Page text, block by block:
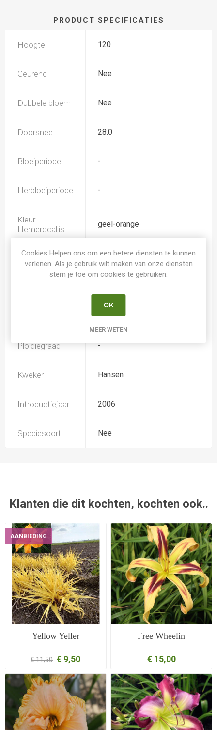
PRODUCT SPECIFICATIES
Hoogte 120
Geurend Nee
Dubbele bloem Nee
Doorsnee 28.0
Bloeiperiode -
Herbloeiperiode -
Kleur
Hemerocallis
geel-orange
Spider Nee
Hemerocallis
Ploïdiegraad -
Kweker Hansen
Introductiejaar 2006
Speciesoort Nee
Klanten die dit kochten, kochten ook..
AANBIEDING
Yellow Yeller
€ 11,50 € 9,50
Free Wheelin
€ 15,00
Cookies Helpen ons om een betere diensten te kunnen
verlenen. Als je gebruik wilt maken van onze diensten
stem je toe om cookies te gebruiken.
OK
MEER WETEN